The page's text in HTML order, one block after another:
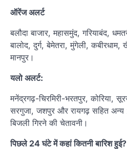
ऑरेंज अलर्ट
बलौदा बाजार, महासमुंद, गरियाबंद,
बालोद, दुर्ग, बेमेतरा, मुंगेली, कबीरधाम,
मानपुर।
यलो अलर्ट:
मनेंद्रगढ़-चिरमिरी-भरतपुर, कोरिया,
सरगुजा, जशपुर और रायगढ़ सहित
बिजली गिरने की चेतावनी।
पिछले 24 घंटे में कहां कितनी बारिश हुई?